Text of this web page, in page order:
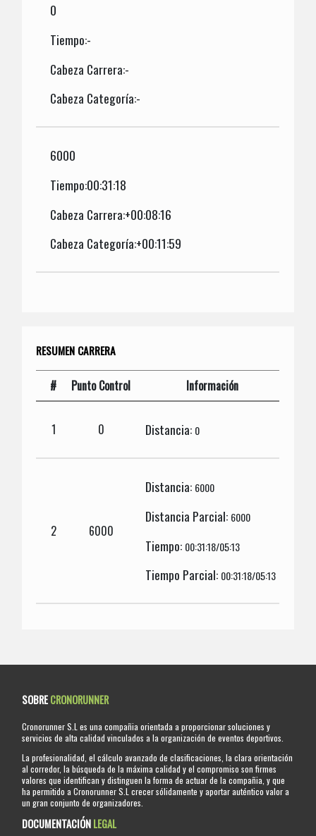
0
Tiempo:-
Cabeza Carrera:-
Cabeza Categoría:-
6000
Tiempo:00:31:18
Cabeza Carrera:+00:08:16
Cabeza Categoría:+00:11:59
RESUMEN CARRERA
# Punto Control Información
1 0 Distancia: 0
2 6000
Distancia: 6000
Distancia Parcial: 6000
Tiempo: 00:31:18/05:13
Tiempo Parcial: 00:31:18/05:13
SOBRECRONORUNNER
Cronorunner S.L es una compañia orientada a proporcionar soluciones y
servicios de alta calidad vinculados a la organización de eventos deportivos.
La profesionalidad, el cálculo avanzado de clasificaciones, la clara orientación
al corredor, la búsqueda de la máxima calidad y el compromiso son firmes
valores que identifican y distinguen la forma de actuar de la compañia, y que
ha permitido a Cronorunner S.L crecer sólidamente y aportar auténtico valor a
un gran conjunto de organizadores.
DOCUMENTACIÓNLEGAL